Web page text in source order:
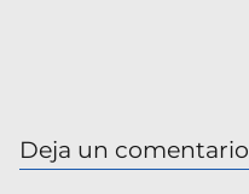
Deja un comentario